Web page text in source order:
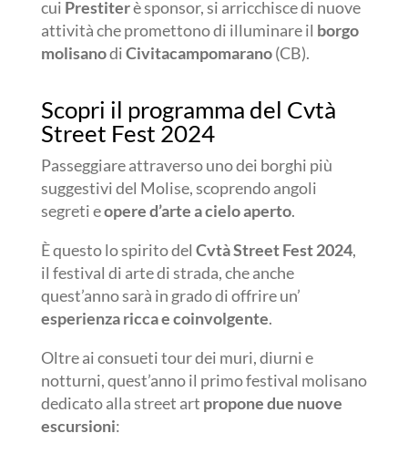
cui Prestiterè sponsor, si arricchisce di nuove
attività che promettono di illuminare il borgo
molisanodiCivitacampomarano(CB).
Scopri il programma del Cvtà
Street Fest 2024
Passeggiare attraverso uno dei borghi più
suggestivi del Molise, scoprendo angoli
segreti eopere d’arte a cielo aperto.
È questo lo spirito del Cvtà Street Fest 2024,
il festival di arte di strada, che anche
quest’anno sarà in grado di offrire un’
esperienza ricca e coinvolgente.
Oltre ai consueti tour dei muri, diurni e
notturni, quest’anno il primo festival molisano
dedicato alla street art propone due nuove
escursioni: